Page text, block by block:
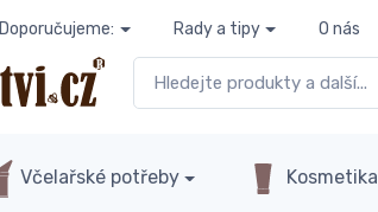
Doporučujeme: Rady a tipy O nás
Včelařské potřeby Kosmetika